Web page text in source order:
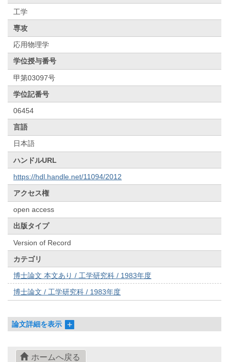
工学
専攻
応用物理学
学位授与番号
甲第03097号
学位記番号
06454
言語
日本語
ハンドルURL
https://hdl.handle.net/11094/2012
アクセス権
open access
出版タイプ
Version of Record
カテゴリ
博士論文 本文あり / 工学研究科 / 1983年度
博士論文 / 工学研究科 / 1983年度
論文詳細を表示
ホームへ戻る